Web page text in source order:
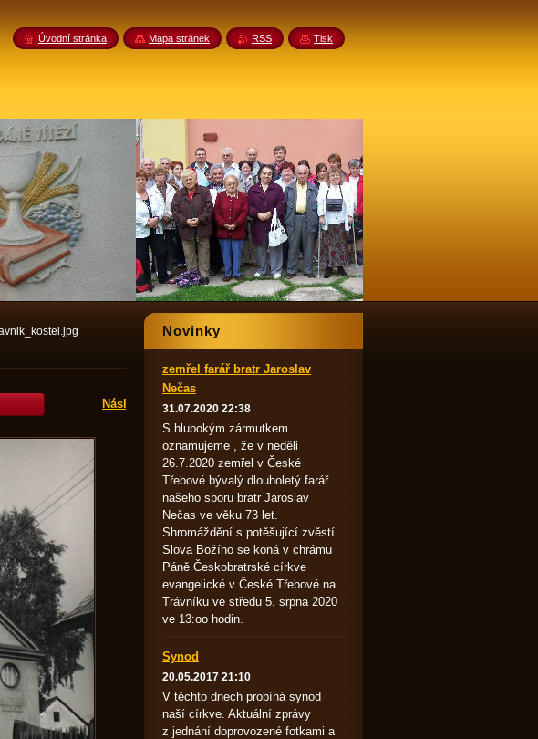
Následující
Novinky
zemřel farář bratr Jaroslav
Nečas
31.07.2020 22:38
S hlubokým zármutkem
oznamujeme , že v neděli
26.7.2020 zemřel v České
Třebové bývalý dlouholetý farář
našeho sboru bratr Jaroslav
Nečas ve věku 73 let.
Shromáždění s potěšující zvěstí
Slova Božího se koná v chrámu
Páně Českobratrské církve
evangelické v České Třebové na
Trávníku ve středu 5. srpna 2020
ve 13:oo hodin.
Synod
20.05.2017 21:10
V těchto dnech probíhá synod
naší církve. Aktuální zprávy
z jednání doprovozené fotkami a
Úvodní stránka Mapa stránek RSS Tisk